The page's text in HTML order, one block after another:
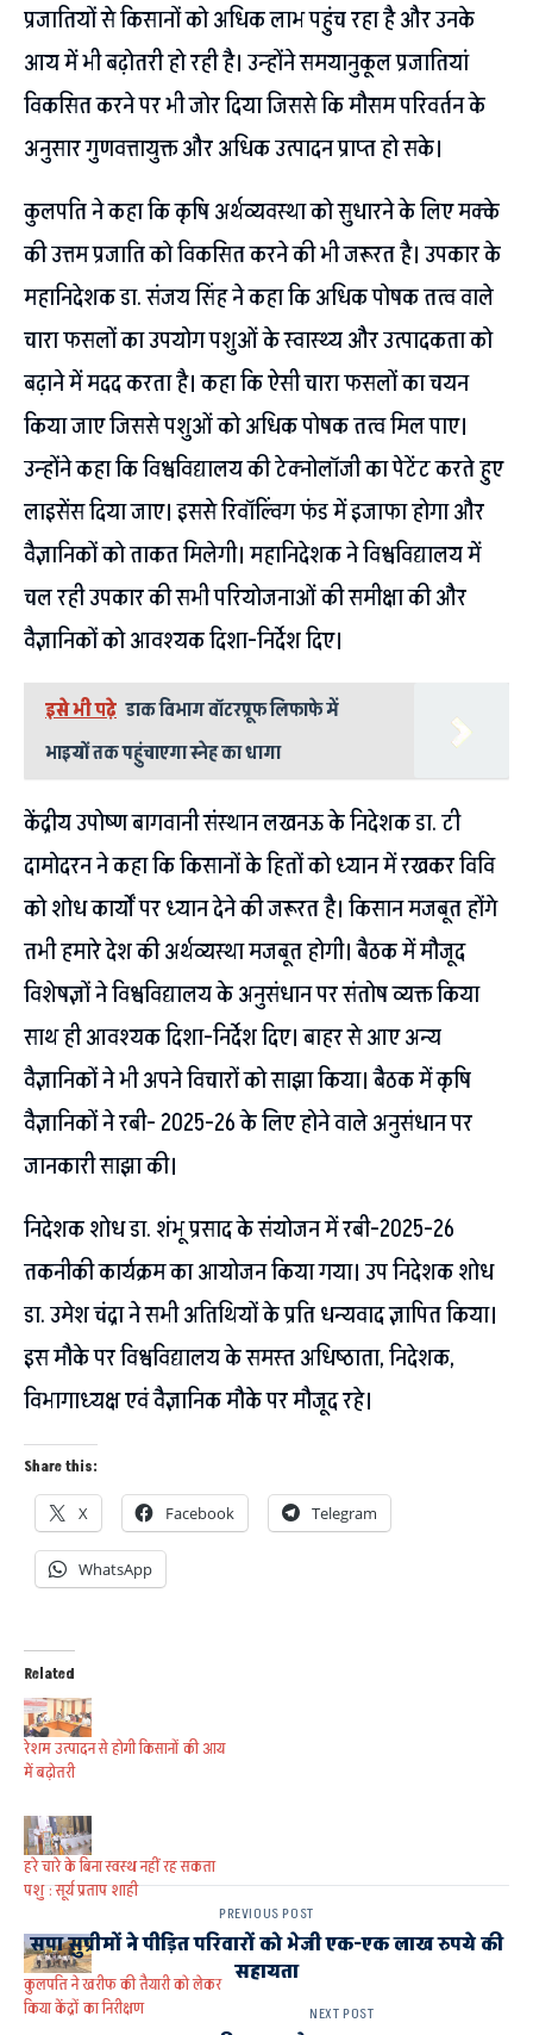
प्रजातियों से किसानों को अधिक लाभ पहुंच रहा है और उनके
आय में भी बढ़ोतरी हो रही है। उन्होंने समयानुकूल प्रजातियां
विकसित करने पर भी जोर दिया जिससे कि मौसम परिवर्तन के
अनुसार गुणवत्तायुक्त और अधिक उत्पादन प्राप्त हो सके।
कुलपति ने कहा कि कृषि अर्थव्यवस्था को सुधारने के लिए मक्के
की उत्तम प्रजाति को विकसित करने की भी जरूरत है। उपकार के
महानिदेशक डा. संजय सिंह ने कहा कि अधिक पोषक तत्व वाले
चारा फसलों का उपयोग पशुओं के स्वास्थ्य और उत्पादकता को
बढ़ाने में मदद करता है। कहा कि ऐसी चारा फसलों का चयन
किया जाए जिससे पशुओं को अधिक पोषक तत्व मिल पाए।
उन्होंने कहा कि विश्वविद्यालय की टेक्नोलॉजी का पेटेंट करते हुए
लाइसेंस दिया जाए। इससे रिवॉल्विंग फंड में इजाफा होगा और
वैज्ञानिकों को ताकत मिलेगी। महानिदेशक ने विश्वविद्यालय में
चल रही उपकार की सभी परियोजनाओं की समीक्षा की और
वैज्ञानिकों को आवश्यक दिशा-निर्देश दिए।
इसे भी पढ़े डाक विभाग वॉटरप्रूफ लिफाफे में
भाइयों तक पहुंचाएगा स्नेह का धागा
केंद्रीय उपोष्ण बागवानी संस्थान लखनऊ के निदेशक डा. टी
दामोदरन ने कहा कि किसानों के हितों को ध्यान में रखकर विवि
को शोध कार्यों पर ध्यान देने की जरूरत है। किसान मजबूत होंगे
तभी हमारे देश की अर्थव्यस्था मजबूत होगी। बैठक में मौजूद
विशेषज्ञों ने विश्वविद्यालय के अनुसंधान पर संतोष व्यक्त किया
साथ ही आवश्यक दिशा-निर्देश दिए। बाहर से आए अन्य
वैज्ञानिकों ने भी अपने विचारों को साझा किया। बैठक में कृषि
वैज्ञानिकों ने रबी- 2025-26 के लिए होने वाले अनुसंधान पर
जानकारी साझा की।
निदेशक शोध डा. शंभू प्रसाद के संयोजन में रबी-2025-26
तकनीकी कार्यक्रम का आयोजन किया गया। उप निदेशक शोध
डा. उमेश चंद्रा ने सभी अतिथियों के प्रति धन्यवाद ज्ञापित किया।
इस मौके पर विश्वविद्यालय के समस्त अधिष्ठाता, निदेशक,
विभागाध्यक्ष एवं वैज्ञानिक मौके पर मौजूद रहे।
Share this:
X Facebook Telegram
WhatsApp
Related
रेशम उत्पादन से होगी किसानों की आय
में बढ़ोतरी
हरे चारे के बिना स्वस्थ नहीं रह सकता
पशु : सूर्य प्रताप शाही
कुलपति ने खरीफ की तैयारी को लेकर
किया केंद्रों का निरीक्षण
PREVIOUS POST
सपा सुप्रीमों ने पीड़ित परिवारों को भेजी एक-एक लाख रुपये की
सहायता
NEXT POST